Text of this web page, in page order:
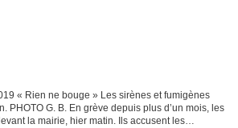
« Rien ne bouge » Les sirènes et fumigènes
PHOTO G. B. En grève depuis plus d’un mois, les
la mairie, hier matin. Ils accusent les